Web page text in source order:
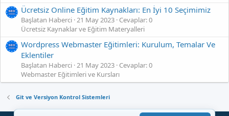
Ücretsiz Online Eğitim Kaynakları: En İyi 10 Seçimimiz
Başlatan Haberci 21 May 2023 Cevaplar: 0
Ücretsiz Kaynaklar ve Eğitim Materyalleri
Wordpress Webmaster Eğitimleri: Kurulum, Temalar Ve
Eklentiler
Başlatan Haberci 21 May 2023 Cevaplar: 0
Webmaster Eğitimleri ve Kursları
Git ve Versiyon Kontrol Sistemleri